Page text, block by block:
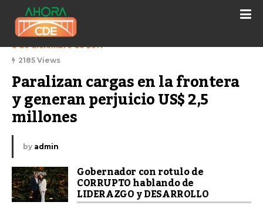
8 de diciembre de 2017
2185 Views
Paralizan cargas en la frontera
y generan perjuicio US$ 2,5
millones
by admin
Gobernador con rotulo de
CORRUPTO hablando de
LIDERAZGO y DESARROLLO